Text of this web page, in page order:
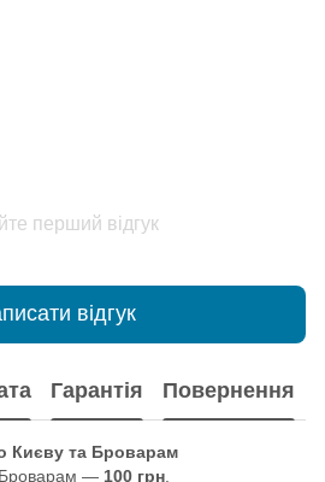
перший відгук
відгук
Гарантія Повернення
Києву та Броварам
Броварам — 100 грн